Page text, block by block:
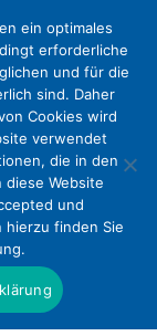
Kliniken:
und
ein optimales
erforderliche
und für die
sind. Daher
Cookies wird
verwendet
die in den
Website
und
finden Sie